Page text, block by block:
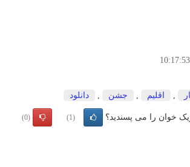
10:17:53
اقلیم جشن دانلود
خوان را می پسندید؟ (1)
(0)